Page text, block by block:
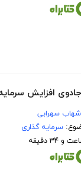
افزایش سرمایه
شهاب سهرابی
سرمایه گذاری